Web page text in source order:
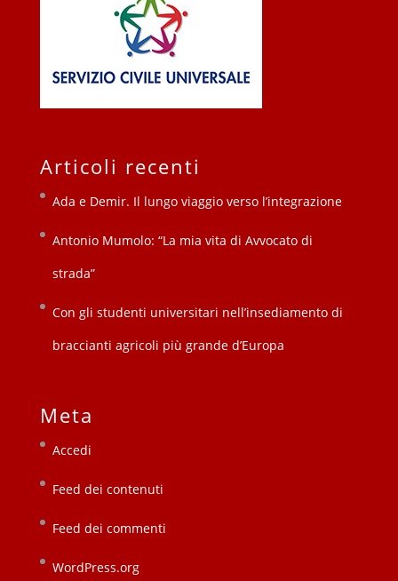
Articoli recenti
Ada e Demir. Il lungo viaggio verso l’integrazione
Antonio Mumolo: “La mia vita di Avvocato di
strada”
Con gli studenti universitari nell’insediamento di
braccianti agricoli più grande d’Europa
Meta
Accedi
Feed dei contenuti
Feed dei commenti
WordPress.org